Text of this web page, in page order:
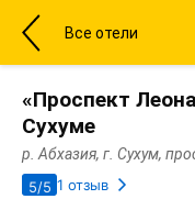
Все отели
«Проспект
Сухуме
р. Абхазия, г. Сухум,
5/5 1 отзыв